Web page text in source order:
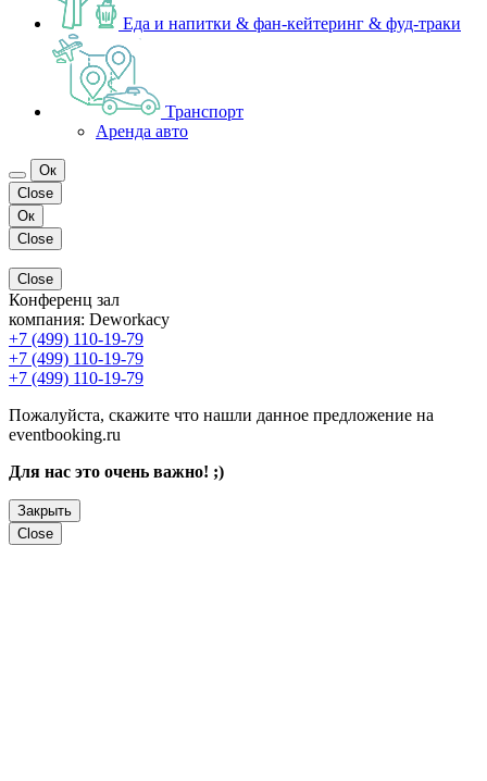
Еда и напитки & фан-кейтеринг & фуд-траки
Транспорт
Аренда авто
Ок
Close
Ок
Close
Close
Конференц зал
компания: Deworkacy
+7 (499) 110-19-79
+7 (499) 110-19-79
+7 (499) 110-19-79
Пожалуйста, скажите что нашли данное предложение на
eventbooking.ru
Для нас это очень важно! ;)
Закрыть
Close